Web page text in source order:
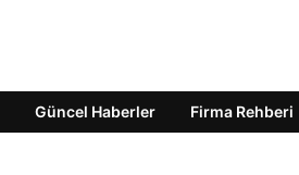
Güncel Haberler Firma Rehberi